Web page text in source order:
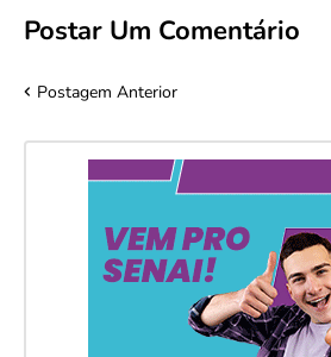
Postar Um Comentário
Postagem Anterior